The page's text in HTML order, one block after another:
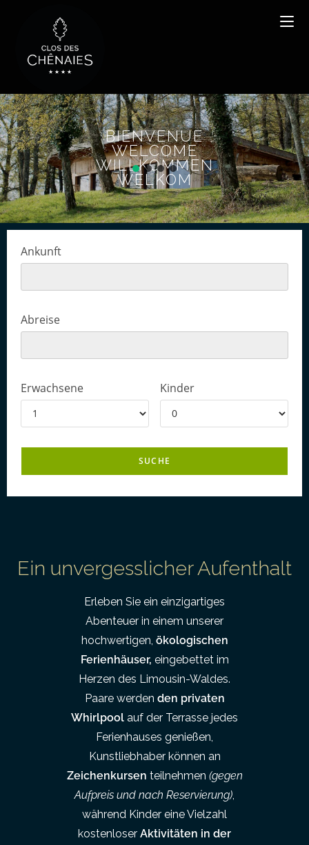
BIENVENUE
WELCOME
WILLKOMMEN
WELKOM
Ankunft
Abreise
Erwachsene Kinder
Ein unvergesslicher Aufenthalt
Erleben Sie ein einzigartiges
Abenteuer in einem unserer
hochwertigen, ökologischen
Ferienhäuser, eingebettet im
Herzen des Limousin-Waldes.
Paare werden den privaten
Whirlpool auf der Terrasse jedes
Ferienhauses genießen,
Kunstliebhaber können an
Zeichenkursen teilnehmen (gegen
Aufpreis und nach Reservierung)
während Kinder eine Vielzahl
kostenloser Aktivitäten in der